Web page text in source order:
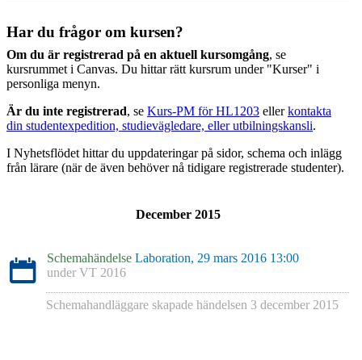
Har du frågor om kursen?
Om du är registrerad på en aktuell kursomgång, se
kursrummet i Canvas. Du hittar rätt kursrum under "Kurser" i
personliga menyn.
Är du inte registrerad, se Kurs-PM för HL1203 ellerkontakta
din studentexpedition, studievägledare, eller utbilningskansli.
I Nyhetsflödet hittar du uppdateringar på sidor, schema och inlägg
från lärare (när de även behöver nå tidigare registrerade studenter).
December 2015
Schemahändelse Laboration, 29 mars 2016 13:00
under VT 2016
Schemahandläggare skapade händelsen 3 december 2015